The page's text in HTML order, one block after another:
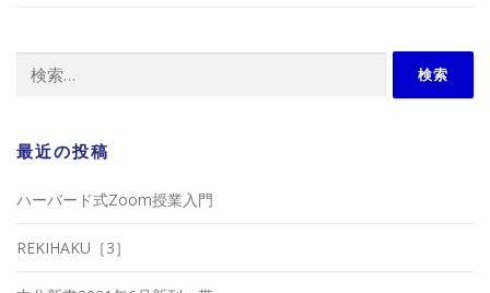
索:
最近の投稿
ハーバード式Zoom授業入門
REKIHAKU［3］